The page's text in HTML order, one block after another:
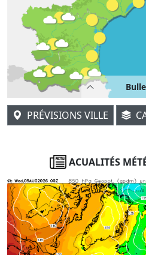
PRÉVISIONS VILLE
ACUALITÉS